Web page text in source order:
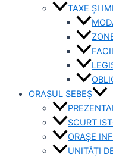
TAXE ȘI
ORAȘUL SEBEȘ
SCURT
ORAȘE
UNITĂȚI